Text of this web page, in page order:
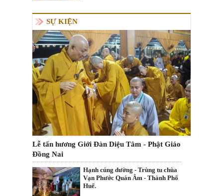
SỰ KIỆN
Lễ tấn hương Giới Đàn Diệu Tâm - Phật Giáo
Đồng Nai
Hạnh cúng dường - Trùng tu chùa
Vạn Phước Quán Âm - Thành Phố
Huế.